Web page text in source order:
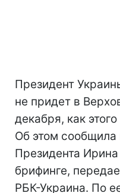
Президент
не придет в
декабря, как
Об этом сообщила
Президента
брифинге,
РБК-Украина. По